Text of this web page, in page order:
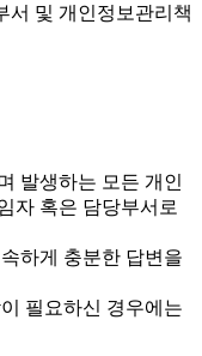
서 및 개인정보관리책
발생하는 모든 개인
자 혹은 담당부서로
하게 충분한 답변을
필요하신 경우에는